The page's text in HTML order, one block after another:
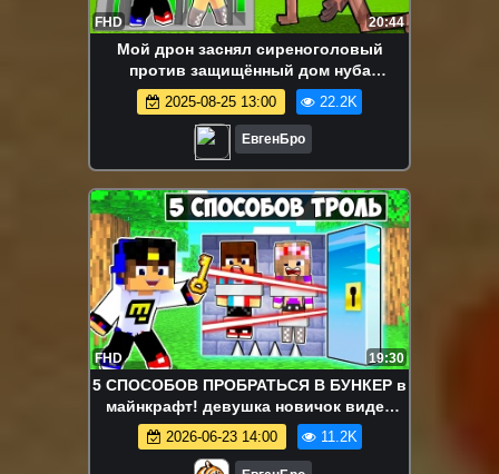
FHD 20:44
Мой дрон заснял сиреноголовый
против защищённый дом нуба
сломанный мод в майнкрафт! девушка
новичок видео minecraft
2025-08-25 13:00 22.2K
ЕвгенБро
FHD 19:30
5 СПОСОБОВ ПРОБРАТЬСЯ В БУНКЕР в
майнкрафт! девушка новичок видео
minecraft
2026-06-23 14:00 11.2K